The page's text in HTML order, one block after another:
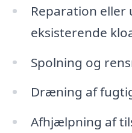
Reparation eller
eksisterende
Spolning og
Dræning af
Afhjælpning af